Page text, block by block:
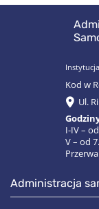
Kod w
Ul.
I-IV –
V – od
administracja